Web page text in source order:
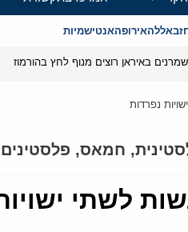
אירופהאנטישמיות
באיראן רוצים מנוף לחץ בהורמוז
נפרדות
, חמאס, פלסטינים
לשתי